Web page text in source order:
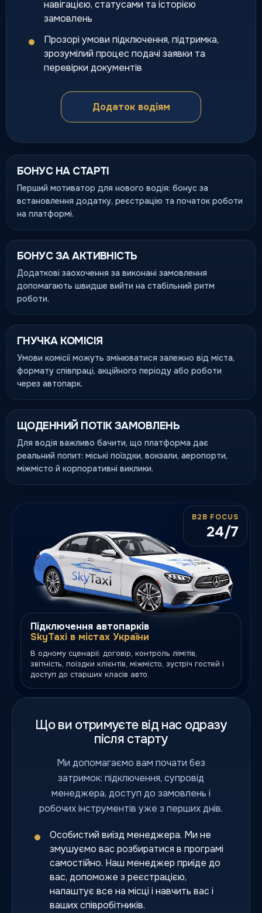
навігацією, статусами та історією
замовлень
Прозорі умови підключення, підтримка,
зрозумілий процес подачі заявки та
перевірки документів
Додаток водіям
БОНУС НА СТАРТІ
Перший мотиватор для нового водія: бонус за
встановлення додатку, реєстрацію та початок роботи
на платформі.
БОНУС ЗА АКТИВНІСТЬ
Додаткові заохочення за виконані замовлення
допомагають швидше вийти на стабільний ритм
роботи.
ГНУЧКА КОМІСІЯ
Умови комісії можуть змінюватися залежно від міста,
формату співпраці, акційного періоду або роботи
через автопарк.
ЩОДЕННИЙ ПОТІК ЗАМОВЛЕНЬ
Для водія важливо бачити, що платформа дає
реальний попит: міські поїздки, вокзали, аеропорти,
міжмісто й корпоративні виклики.
Підключення автопарків
SkyTaxi в містах України
В одному сценарії: договір, контроль лімітів,
звітність, поїздки клієнтів, міжмісто, зустріч гостей і
доступ до старших класів авто.
B2B FOCUS
24/7
Що ви отримуєте від нас одразу
після старту
Ми допомагаємо вам почати без
затримок: підключення, супровід
менеджера, доступ до замовлень і
робочих інструментів уже з перших днів.
Особистий виїзд менеджера. Ми не
змушуємо вас розбиратися в програмі
самостійно. Наш менеджер приїде до
вас, допоможе з реєстрацією,
налаштує все на місці і навчить вас і
ваших співробітників.